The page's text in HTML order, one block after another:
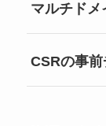
マルチドメ
CSRの事前